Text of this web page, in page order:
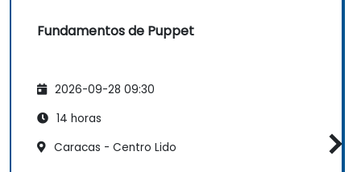
Fundamentos de Puppet
2026-09-28 09:30
14 horas
Caracas - Centro Lido